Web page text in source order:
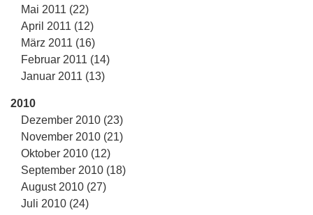
Mai 2011 (22)
April 2011 (12)
März 2011 (16)
Februar 2011 (14)
Januar 2011 (13)
2010
Dezember 2010 (23)
November 2010 (21)
Oktober 2010 (12)
September 2010 (18)
August 2010 (27)
Juli 2010 (24)